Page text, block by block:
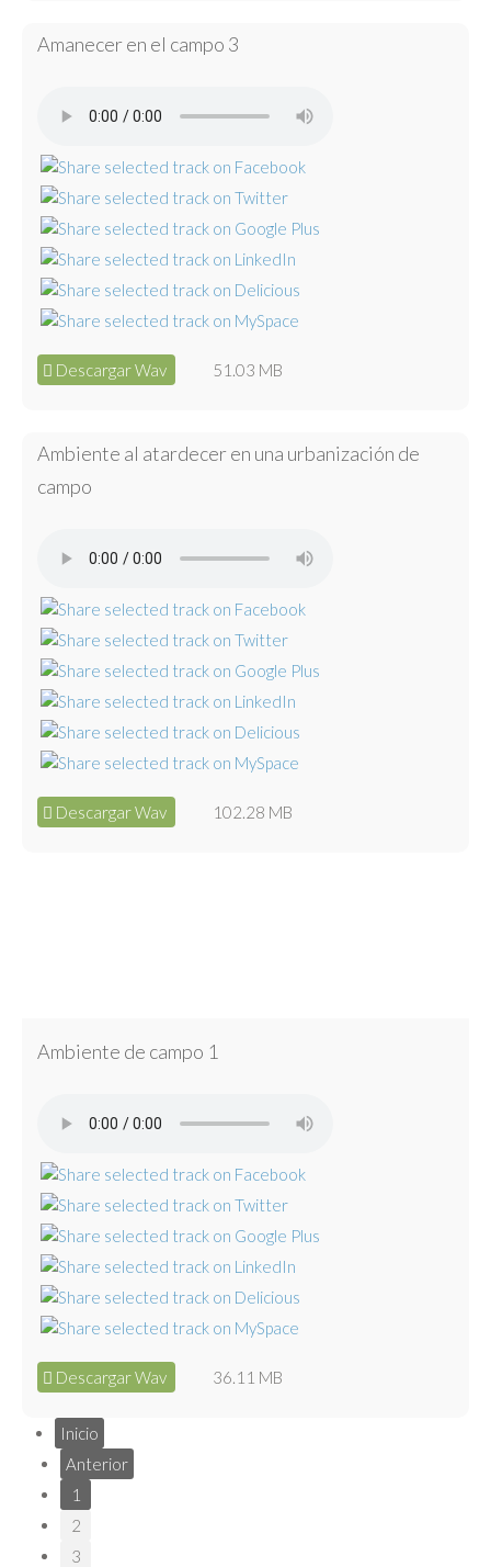
Amanecer en el campo 3
Descargar Wav 51.03 MB
Ambiente al atardecer en una urbanización de
campo
Descargar Wav 102.28 MB
Ambiente de campo 1
Descargar Wav 36.11 MB
Inicio
Anterior
1
2
3